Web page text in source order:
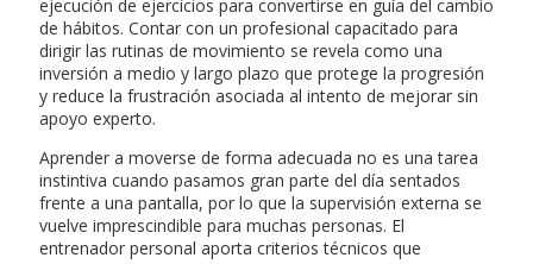
ejecución de ejercicios para convertirse en guía del cambio
de hábitos. Contar con un profesional capacitado para
dirigir las rutinas de movimiento se revela como una
inversión a medio y largo plazo que protege la progresión
y reduce la frustración asociada al intento de mejorar sin
apoyo experto.
Aprender a moverse de forma adecuada no es una tarea
instintiva cuando pasamos gran parte del día sentados
frente a una pantalla, por lo que la supervisión externa se
vuelve imprescindible para muchas personas. El
entrenador personal aporta criterios técnicos que